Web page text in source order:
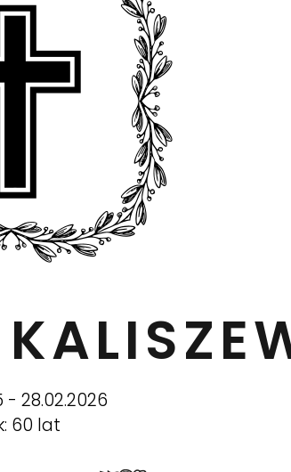
- 28.02.2026
60 lat